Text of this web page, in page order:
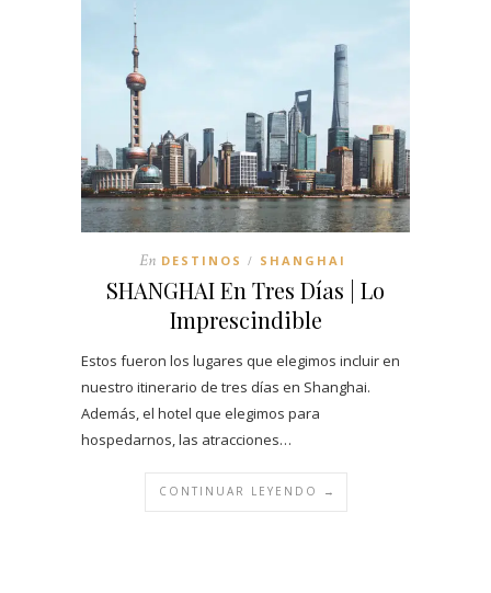
En DESTINOS / SHANGHAI
SHANGHAI En Tres Días | Lo
Imprescindible
Estos fueron los lugares que elegimos incluir en
nuestro itinerario de tres días en Shanghai.
Además, el hotel que elegimos para
hospedarnos, las atracciones…
CONTINUAR LEYENDO →